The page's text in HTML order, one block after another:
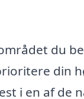
du
din
i en af de